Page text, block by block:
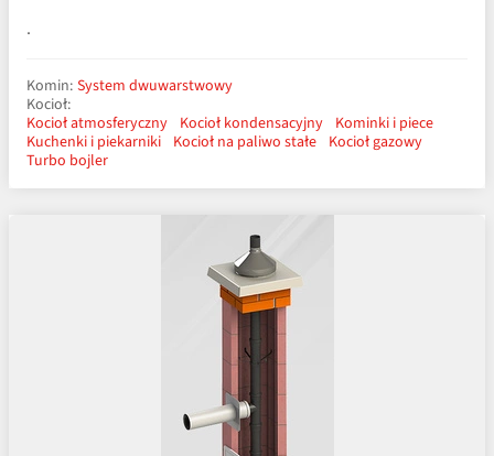
.
Komin: System dwuwarstwowy
Kocioł:
Kocioł atmosferyczny Kocioł kondensacyjny Kominki i piece
Kuchenki i piekarniki Kocioł na paliwo stałe Kocioł gazowy
Turbo bojler